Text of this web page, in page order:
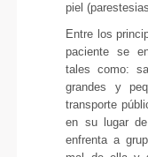
piel
Entre los
paciente se
tales como:
grandes y
transporte
en su lugar
enfrenta a